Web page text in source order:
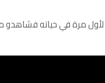
مرة في حياته فشاهدو